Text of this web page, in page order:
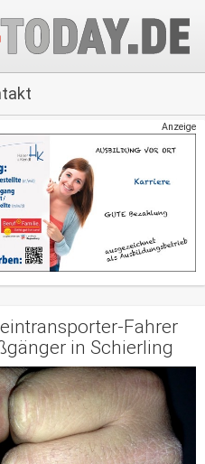
Anzeige
Fahrer
in Schierling